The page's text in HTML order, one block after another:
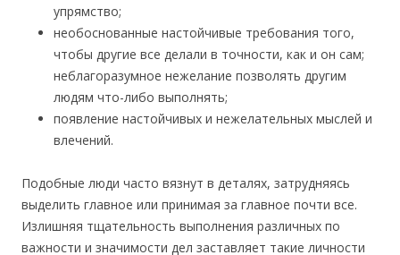
упрямство;
необоснованные настойчивые требования того,
чтобы другие все делали в точности, как и он сам;
неблагоразумное нежелание позволять другим
людям что-либо выполнять;
появление настойчивых и нежелательных мыслей и
влечений.
Подобные люди часто вязнут в деталях, затрудняясь
выделить главное или принимая за главное почти все.
Излишняя тщательность выполнения различных по
важности и значимости дел заставляет такие личности